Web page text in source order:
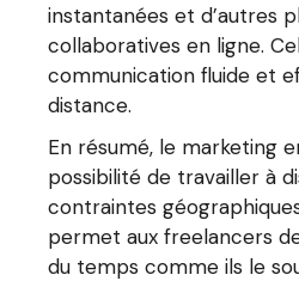
instantanées et d’autres
collaboratives en ligne.
communication fluide et
distance.
En résumé, le marketing
possibilité de travailler à
contraintes
permet aux freelancers
du temps comme ils le